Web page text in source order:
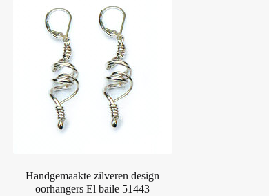
Handgemaakte zilveren design
oorhangers El baile 51443